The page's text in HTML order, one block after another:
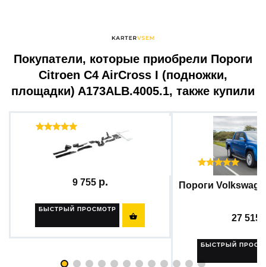
Покупатели, которые приобрели Пороги
Citroen C4 AirCross I (подножки,
площадки) A173ALB.4005.1, также купили
Комплект крепежа к порогам...
9 755
БЫСТРЫЙ ПРОСМОТР

Нашли
Сделаем
Пороги
27 515
БЫСТРЫЙ